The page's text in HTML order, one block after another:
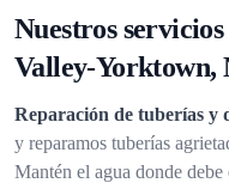
Nuestros
Valley-Yorktown,
Reparación de tuberías y
y reparamos tuberías
Mantén el agua donde